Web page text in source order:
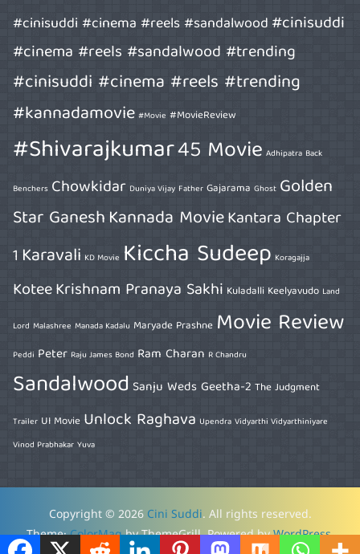
#cinisuddi #cinema #reels #sandalwood#cinisuddi
#cinema #reels #sandalwood #trending
#cinisuddi #cinema #reels #trending
#kannadamovie #Movie #MovieReview
#Shivarajkumar45 Movie Adhipatra Back
Benchers Chowkidar Duniya Vijay Father Gajarama Ghost Golden
Star GaneshKannada MovieKantara Chapter
1 Karavali KD Movie Kiccha Sudeep Koragajja
KoteeKrishnam Pranaya Sakhi Kuladalli Keelyavudo Land
Lord Malashree Manada Kadalu Maryade Prashne Movie Review
Peddi Peter Raju James Bond Ram Charan R Chandru
Sandalwood Sanju Weds Geetha-2 The Judgment
Trailer UI Movie Unlock Raghava Upendra Vidyarthi Vidyarthiniyare
Vinod Prabhakar Yuva
Copyright © 2026 Cini Suddi. All rights reserved.
Theme:ColorMagby ThemeGrill. Powered byWordPress.